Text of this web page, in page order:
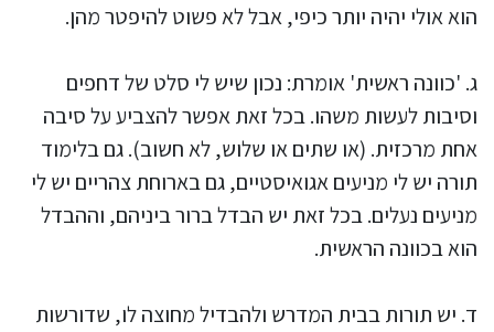
הוא אולי יהיה יותר כיפי, אבל לא פשוט להיפטר מהן.
ג. 'כוונה ראשית' אומרת: נכון שיש לי סלט של דחפים
וסיבות לעשות משהו. בכל זאת אפשר להצביע על סיבה
אחת מרכזית. (או שתים או שלוש, לא חשוב). גם בלימוד
תורה יש לי מניעים אגואיסטיים, גם בארוחת צהריים יש לי
מניעים נעלים. בכל זאת יש הבדל ברור ביניהם, וההבדל
הוא בכוונה הראשית.
ד. יש תורות בבית המדרש ולהבדיל מחוצה לו, שדורשות